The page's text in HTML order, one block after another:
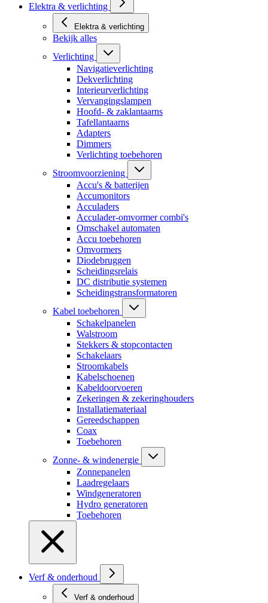
Elektra & verlichting
Elektra & verlichting
Bekijk alles
Verlichting
Navigatieverlichting
Dekverlichting
Interieurverlichting
Vervangingslampen
Hoofd- & zaklantaarns
Tafellantaarns
Adapters
Dimmers
Verlichting toebehoren
Stroomvoorziening
Accu's & batterijen
Accumonitors
Acculaders
Acculader-omvormer combi's
Omschakel automaten
Accu toebehoren
Omvormers
Diodebruggen
Scheidingsrelais
DC distributie systemen
Scheidingstransformatoren
Kabel toebehoren
Schakelpanelen
Walstroom
Stekkers & stopcontacten
Schakelaars
Stroomkabels
Kabelschoenen
Kabeldoorvoeren
Zekeringen & zekeringhouders
Installatiemateriaal
Gereedschappen
Coax
Toebehoren
Zonne- & windenergie
Zonnepanelen
Laadregelaars
Windgeneratoren
Hydro generatoren
Toebehoren
Verf & onderhoud
Verf & onderhoud